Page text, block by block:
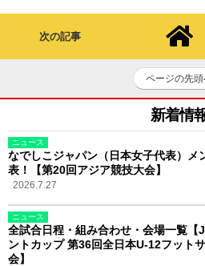
次の記事
ページの先
新着情
ニュース
なでしこジャパン（日本女子代表）メ
表！【第20回アジア競技大会】
2026.7.27
ニュース
全試合日程・組み合わせ・会場一覧【
ントカップ 第36回全日本U-12フット
会】